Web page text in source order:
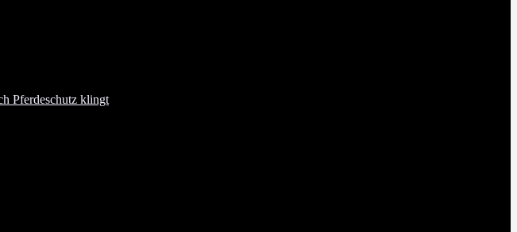
Pferdeschutz klingt